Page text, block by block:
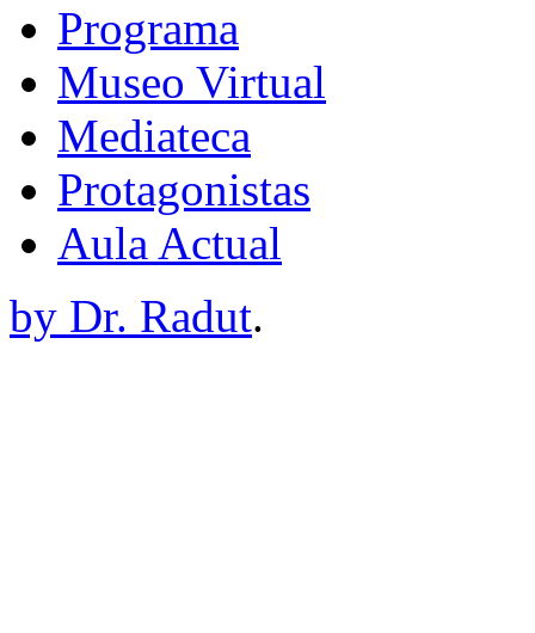
Programa
Museo Virtual
Mediateca
Protagonistas
Aula Actual
by Dr. Radut.